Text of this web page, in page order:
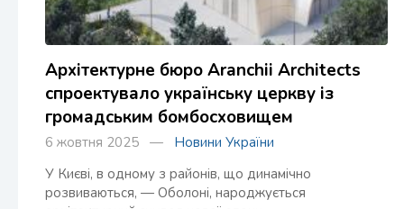
Архітектурне бюро Aranchii Architects
спроектувало українську церкву із
громадським бомбосховищем
6 жовтня 2025 — Новини України
У Києві, в одному з районів, що динамічно
розвиваються, — Оболоні, народжується